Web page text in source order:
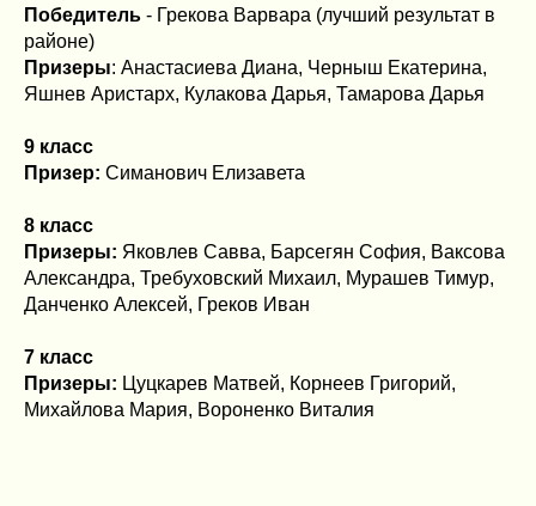
Победитель - Грекова Варвара (лучший результат в
районе)
Призеры: Анастасиева Диана, Черныш Екатерина,
Яшнев Аристарх, Кулакова Дарья, Тамарова Дарья
9 класс
Призер: Симанович Елизавета
8 класс
Призеры: Яковлев Савва, Барсегян София, Ваксова
Александра, Требуховский Михаил, Мурашев Тимур,
Данченко Алексей, Греков Иван
7 класс
Призеры: Цуцкарев Матвей, Корнеев Григорий,
Михайлова Мария, Вороненко Виталия